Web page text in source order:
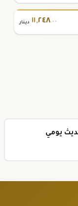
١١,٢٤٨.٠٠ دينار
يومي